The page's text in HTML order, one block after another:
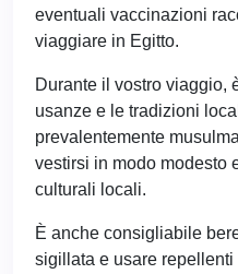
eventuali vaccinazioni
viaggiare in Egitto.
Durante il vostro viaggio,
usanze e le tradizioni
prevalentemente
vestirsi in modo modesto
culturali locali.
È anche consigliabile
sigillata e usare